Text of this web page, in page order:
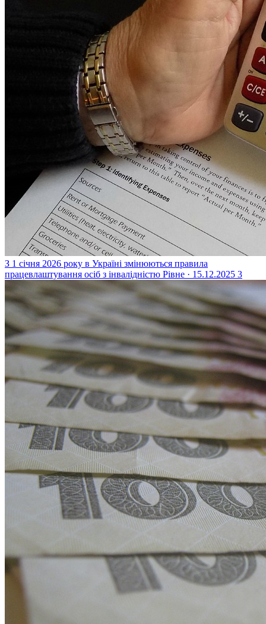
З 1 січня 2026 року в Україні змінюються правила
працевлаштування осіб з інвалідністю Рівне · 15.12.2025 3